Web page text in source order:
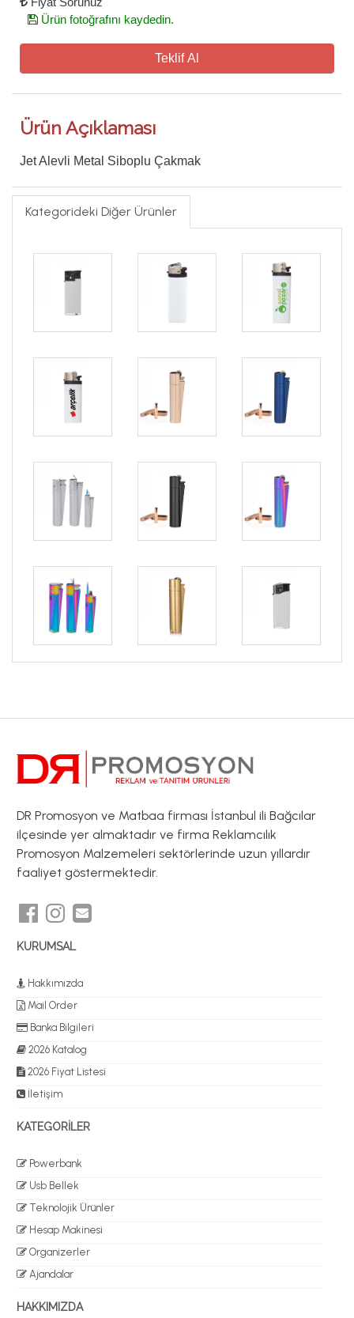
Ürün fotoğrafını kaydedin.
Teklif Al
Ürün Açıklaması
Jet Alevli Metal Siboplu Çakmak
Kategorideki Diğer Ürünler
DR Promosyon ve Matbaa firması İstanbul ili Bağcılar
ilçesinde yer almaktadır ve firma Reklamcılık
Promosyon Malzemeleri sektörlerinde uzun yıllardır
faaliyet göstermektedir.
KURUMSAL
Hakkımızda
Mail Order
Banka Bilgileri
2026 Katalog
2026 Fiyat Listesi
İletişim
KATEGORİLER
Powerbank
Usb Bellek
Teknolojik Ürünler
Hesap Makinesi
Organizerler
Ajandalar
HAKKIMIZDA